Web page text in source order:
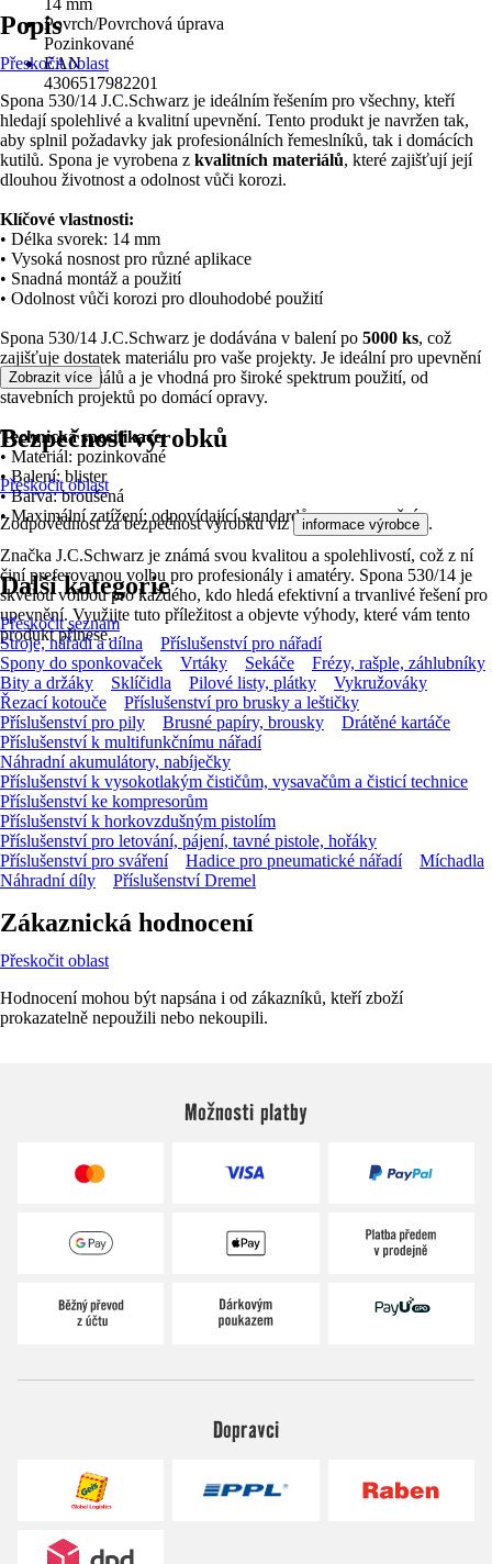
14 mm
Povrch/Povrchová úprava
Pozinkované
EAN
4306517982201
Popis
Přeskočit oblast
Spona 530/14 J.C.Schwarz je ideálním řešením pro všechny, kteří
hledají spolehlivé a kvalitní upevnění. Tento produkt je navržen tak,
aby splnil požadavky jak profesionálních řemeslníků, tak i domácích
kutilů. Spona je vyrobena z kvalitních materiálů, které zajišťují její
dlouhou životnost a odolnost vůči korozi.
Klíčové vlastnosti:
• Délka svorek: 14 mm
• Vysoká nosnost pro různé aplikace
• Snadná montáž a použití
• Odolnost vůči korozi pro dlouhodobé použití
Spona 530/14 J.C.Schwarz je dodávána v balení po 5000 ks, což
zajišťuje dostatek materiálu pro vaše projekty. Je ideální pro upevnění
různých materiálů a je vhodná pro široké spektrum použití, od
stavebních projektů po domácí opravy.
Technická specifikace:
• Materiál: pozinkované
• Balení: blister
• Barva: broušená
• Maximální zatížení: odpovídající standardům pro upevnění
Značka J.C.Schwarz je známá svou kvalitou a spolehlivostí, což z ní
činí preferovanou volbu pro profesionály i amatéry. Spona 530/14 je
skvělou volbou pro každého, kdo hledá efektivní a trvanlivé řešení pro
upevnění. Využijte tuto příležitost a objevte výhody, které vám tento
produkt přinese.
Zobrazit více
Bezpečnost výrobků
Přeskočit oblast
Zodpovědnost za bezpečnost výrobku viz informace výrobce .
Další kategorie
Přeskočit seznam
Stroje, nářadí a dílna
Příslušenství pro nářadí
Spony do sponkovaček
Vrtáky Sekáče
Frézy, rašple, záhlubníky
Bity a držáky
Sklíčidla Pilové listy, plátky
Vykružováky
Řezací kotouče
Příslušenství pro brusky a leštičky
Příslušenství pro pily
Brusné papíry, brousky
Drátěné kartáče
Příslušenství k multifunkčnímu nářadí
Náhradní akumulátory, nabíječky
Příslušenství k vysokotlakým čističům, vysavačům a čisticí technice
Příslušenství ke kompresorům
Příslušenství k horkovzdušným pistolím
Příslušenství pro letování, pájení, tavné pistole, hořáky
Příslušenství pro sváření
Hadice pro pneumatické nářadí
Míchadla
Náhradní díly
Příslušenství Dremel
Zákaznická hodnocení
Přeskočit oblast
Hodnocení mohou být napsána i od zákazníků, kteří zboží
prokazatelně nepoužili nebo nekoupili.
Možnosti platby
Dopravci